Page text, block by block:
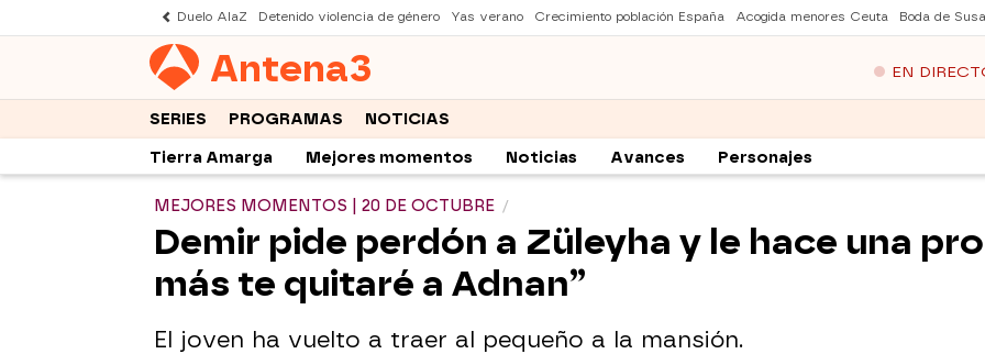
Duelo AlaZ Detenido violencia de género Yas verano Crecimiento población España Acogida menores Ceuta Boda de
Antena3 EN
SERIES PROGRAMAS NOTICIAS
Tierra Amarga Mejores momentos Noticias Avances Personajes
MEJORES MOMENTOS | 20 DE OCTUBRE
Demir pide perdón a Züleyha y le hace una
más te quitaré a Adnan”
El joven ha vuelto a traer al pequeño a la mansión.